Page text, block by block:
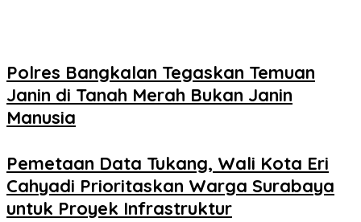
Polres Bangkalan Tegaskan Temuan
Janin di Tanah Merah Bukan Janin
Manusia
Pemetaan Data Tukang, Wali Kota Eri
Cahyadi Prioritaskan Warga Surabaya
untuk Proyek Infrastruktur